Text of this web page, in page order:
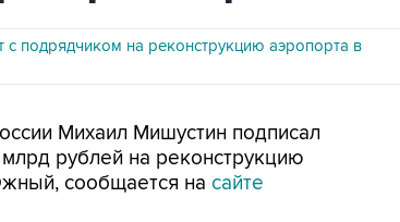
с подрядчиком на реконструкцию аэропорта в
Михаил Мишустин подписал
рублей на реконструкцию
сообщается на сайте